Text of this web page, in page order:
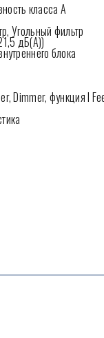
класса А
Угольный фильтр
дБ(А))
блока
Dimmer, функция I